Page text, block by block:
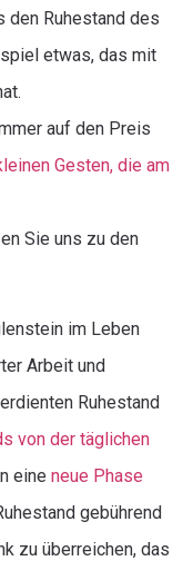
den Ruhestand des
etwas, das mit
auf den Preis
Gesten, die am
Sie uns zu den
im Leben
Arbeit und
Ruhestand
von der täglichen
eine neue Phase
gebührend
zu überreichen, das